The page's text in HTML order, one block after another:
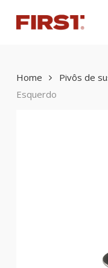
main
Home Pivôs de
Esquerdo